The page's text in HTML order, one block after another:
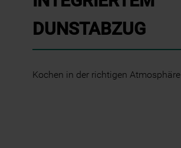
DUNSTABZUG
Kochen in der richtigen Atmosphäre